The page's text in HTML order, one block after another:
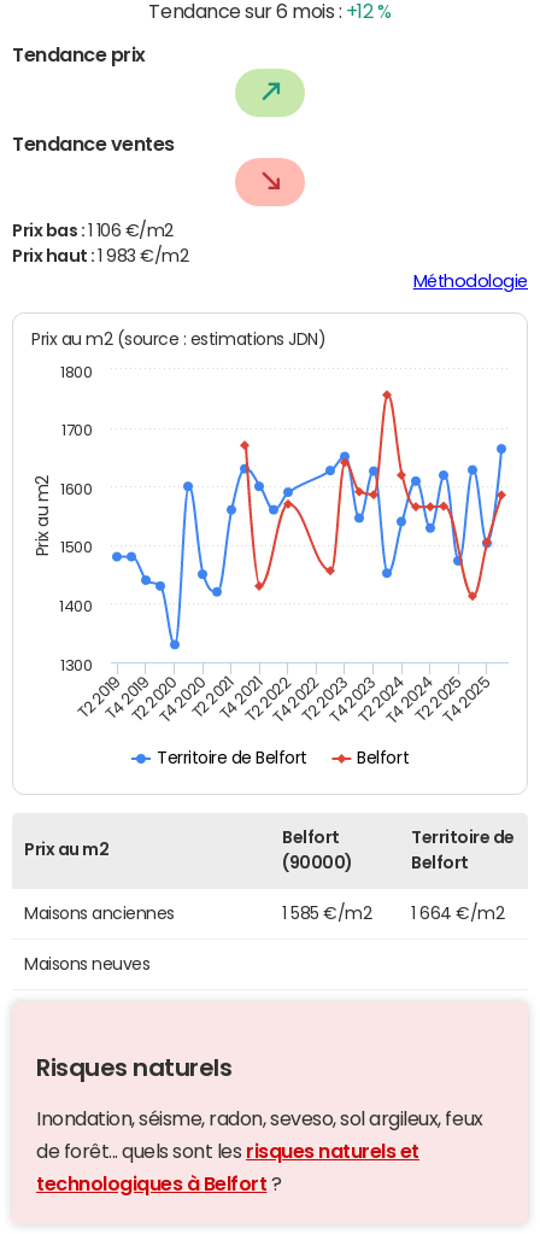
Tendance sur 6 mois : +12 %
Tendance prix
Tendance ventes
Prix bas : 1 106 €/m2
Prix haut :1 983 €/m2
Méthodologie
Prix au m2
Prix au m2 (source : estimations JDN)
Territoire de Belfort Belfort
T2 2019T4 2019T2 2020T4 2020T2 2021T4 2021T2 2022T4 2022T2 2023T4 2023T2 2024T4 2024T2 2025T4 2025
1300
1400
1500
1600
1700
1800
Prix au m2
Belfort
(90000)
Territoire de
Belfort
Maisons anciennes 1 585 €/m2 1 664 €/m2
Maisons neuves
Risques naturels
Inondation, séisme, radon, seveso, sol argileux, feux
de forêt... quels sont les risques naturels et
technologiques à Belfort ?